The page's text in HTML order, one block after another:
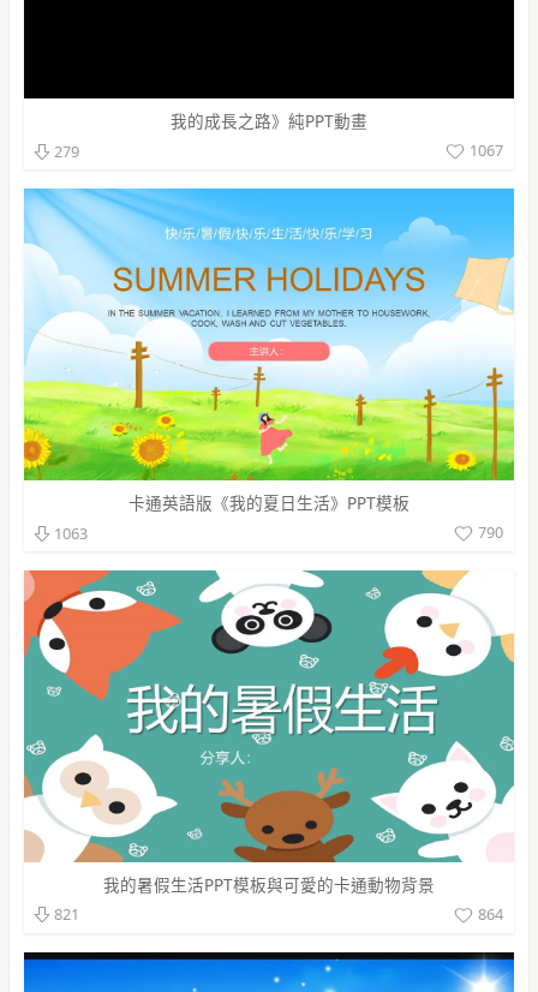
我的成長之路》純PPT動畫
279 1067
卡通英語版《我的夏日生活》PPT模板
1063 790
我的暑假生活PPT模板與可愛的卡通動物背景
821 864